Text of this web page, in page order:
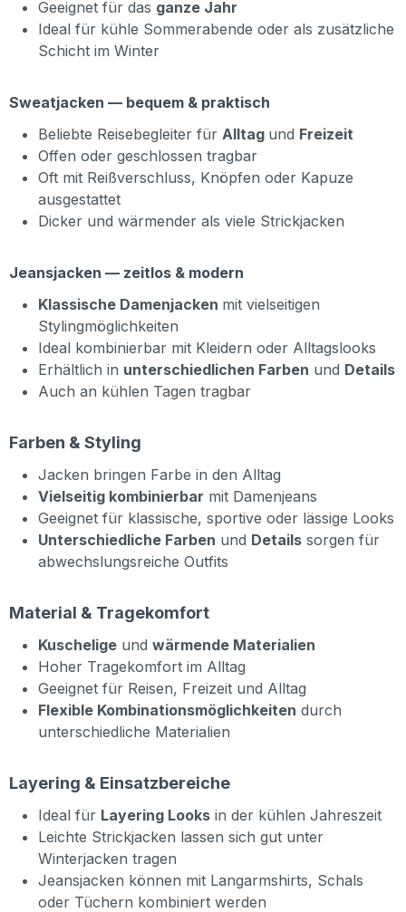
Geeignet für das ganze Jahr
Ideal für kühle Sommerabende oder als zusätzliche
Schicht im Winter
Sweatjacken — bequem & praktisch
Beliebte Reisebegleiter für Alltag und Freizeit
Offen oder geschlossen tragbar
Oft mit Reißverschluss, Knöpfen oder Kapuze
ausgestattet
Dicker und wärmender als viele Strickjacken
Jeansjacken — zeitlos & modern
Klassische Damenjacken mit vielseitigen
Stylingmöglichkeiten
Ideal kombinierbar mit Kleidern oder Alltagslooks
Erhältlich in unterschiedlichen Farben und Details
Auch an kühlen Tagen tragbar
Farben & Styling
Jacken bringen Farbe in den Alltag
Vielseitig kombinierbar mit Damenjeans
Geeignet für klassische, sportive oder lässige Looks
Unterschiedliche Farben und Details sorgen für
abwechslungsreiche Outfits
Material & Tragekomfort
Kuschelige und wärmende Materialien
Hoher Tragekomfort im Alltag
Geeignet für Reisen, Freizeit und Alltag
Flexible Kombinationsmöglichkeiten durch
unterschiedliche Materialien
Layering & Einsatzbereiche
Ideal für Layering Looks in der kühlen Jahreszeit
Leichte Strickjacken lassen sich gut unter
Winterjacken tragen
Jeansjacken können mit Langarmshirts, Schals
oder Tüchern kombiniert werden